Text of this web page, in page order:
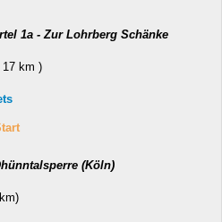
1a - Zur Lohrberg Schänke
17 km )
(Köln)